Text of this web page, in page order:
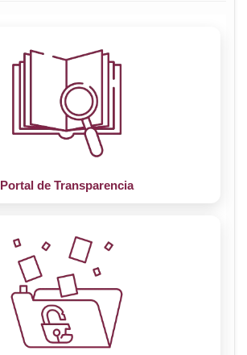
Portal de Transparencia